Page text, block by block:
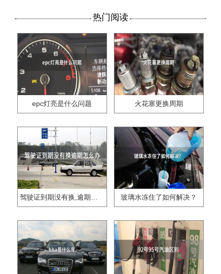
热门阅读
epc灯亮是什么问题 火花塞更换周期
驾驶证到期没有换,逾期怎么办?? 玻璃水冻住了如何解决？